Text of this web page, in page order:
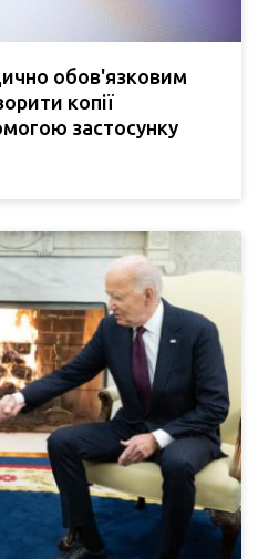
обов'язковим
копії
застосунку